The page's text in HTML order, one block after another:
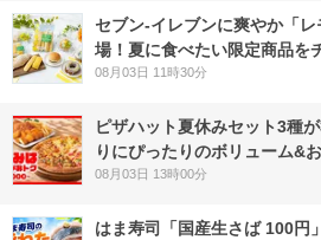
セブン‐イレブンに爽やか「
場！夏に食べたい限定商品を
08月03日 11時30分
ピザハット夏休みセット3種
りにぴったりのボリューム&
08月03日 13時00分
はま寿司「国産生さば 100円